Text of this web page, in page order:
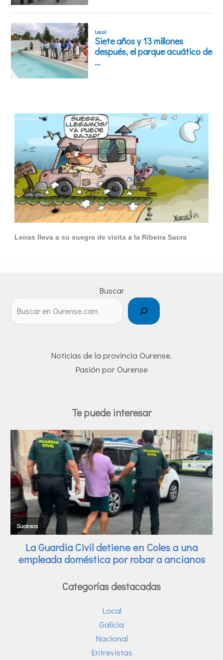
Leiras lleva a su suegra de visita a la Ribeira Sacra
Buscar
Noticias de la provincia Ourense.
Pasión por Ourense
Te puede interesar
Categorías destacadas
Local
Galicia
Nacional
Entrevistas